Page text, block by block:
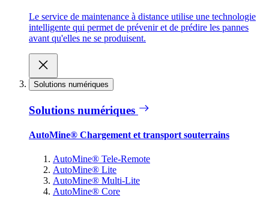
Le service de maintenance à distance utilise une technologie
intelligente qui permet de prévenir et de prédire les pannes
avant qu'elles ne se produisent.
Solutions numériques
Solutions numériques
AutoMine® Chargement et transport souterrains
AutoMine® Tele-Remote
AutoMine® Lite
AutoMine® Multi-Lite
AutoMine® Core